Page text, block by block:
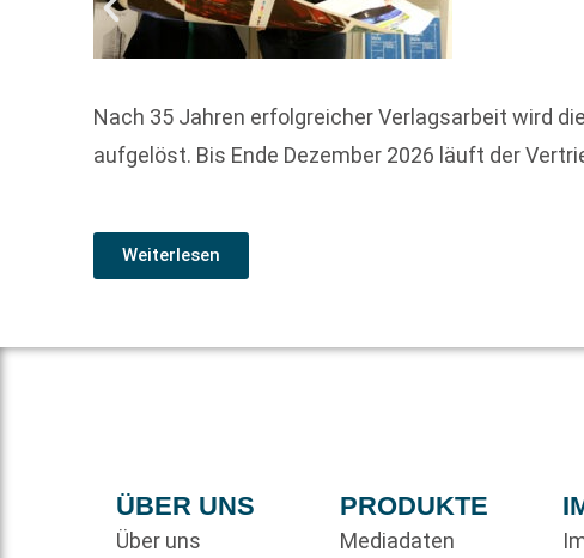
Nach 35 Jahren erfolgreicher Verlagsarbeit wird
aufgelöst. Bis Ende Dezember 2026 läuft der
Weiterlesen
ÜBER UNS
Über uns
PRODUKTE
Mediadaten